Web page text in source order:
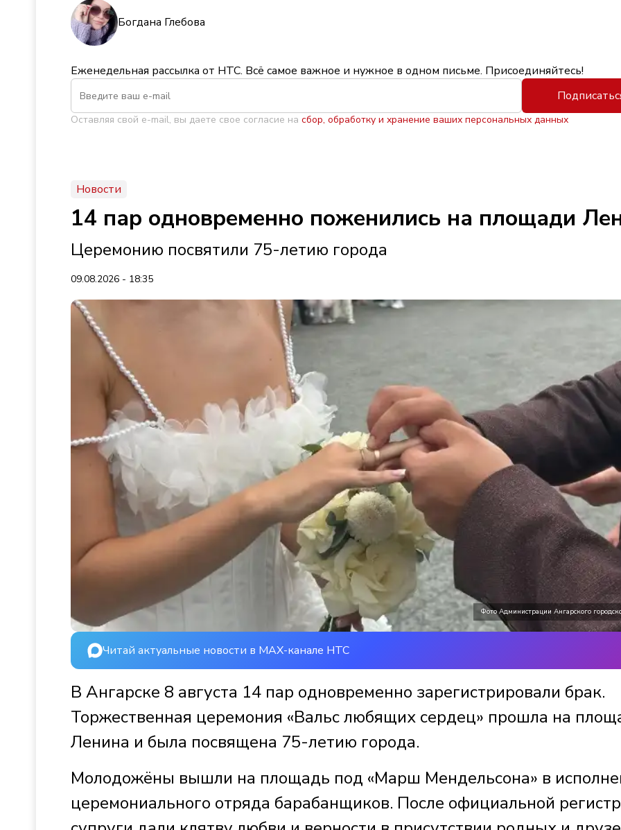
Богдана Глебова
Еженедельная рассылка от НТС. Всё самое важное и нужное в одном письме. Присоединяйтесь!
Оставляя свой e-mail, вы даете свое согласие на сбор, обработку и хранение ваших персональных данных
Новости
14 пар одновременно поженились на площади
Церемонию посвятили 75-летию города
09.08.2026 - 18:35
Фото Администрации Ангарского
Читай актуальные новости в MAX-канале НТС
В Ангарске 8 августа 14 пар одновременно зарегистрировали брак.
Торжественная церемония «Вальс любящих сердец» прошла на
Ленина и была посвящена 75-летию города.
Молодожёны вышли на площадь под «Марш Мендельсона» в
церемониального отряда барабанщиков. После официальной